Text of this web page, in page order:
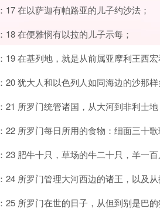
17 在以萨迦有帕路亚的儿子约沙法；
18 在便雅悯有以拉的儿子示每；
19 在基列地，就是从前属亚摩利王西
20 犹大人和以色列人如同海边的沙那样
21 所罗门统管诸国，从大河到非利士
22 所罗门每日所用的食物：细面三十歌
23 肥牛十只，草场的牛二十只，羊一
24 所罗门管理大河西边的诸王，以及
25 所罗门在世的日子，从但到别是巴